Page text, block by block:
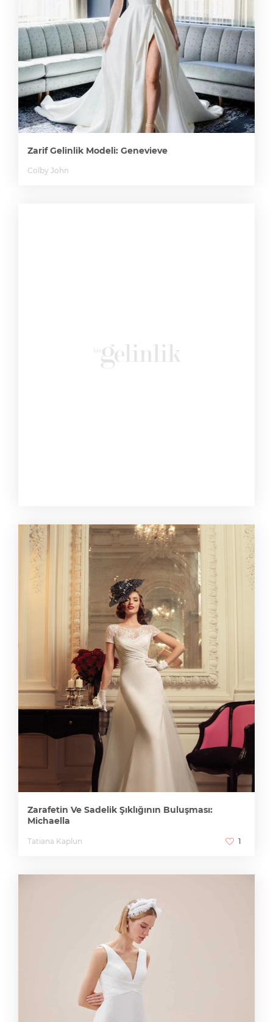
Zarif Gelinlik Modeli: Genevieve
Colby John
Zarafetin Ve Sadelik Şıklığının Buluşması:
Michaella
Tatiana Kaplun 1